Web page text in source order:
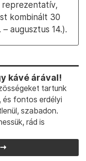
reprezentatív,
kombinált 30
augusztus 14.).
kávé árával!
tartunk
és fontos erdélyi
szabadon.
rád is